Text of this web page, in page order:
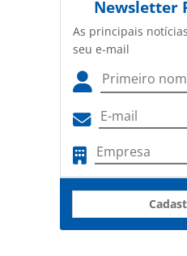
Newsletter
As principais
seu e-mail